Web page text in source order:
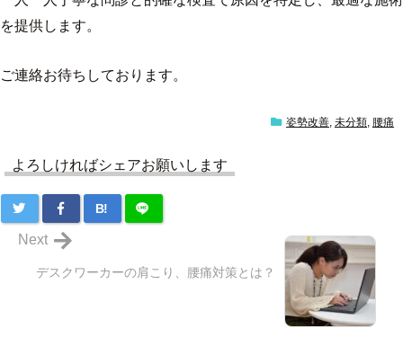
を提供します。
ご連絡お待ちしております。
姿勢改善, 未分類, 腰痛
よろしければシェアお願いします
B!
デスクワーカーの肩こり、腰痛対策とは？
Next